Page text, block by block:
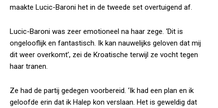
maakte Lucic-Baroni het in de tweede set overtuigend af.
Lucic-Baroni was zeer emotioneel na haar zege. ‘Dit is
ongelooflijk en fantastisch. Ik kan nauwelijks geloven dat mij
dit weer overkomt’, zei de Kroatische terwijl ze vocht tegen
haar tranen.
Ze had de partij gedegen voorbereid. ‘Ik had een plan en ik
geloofde erin dat ik Halep kon verslaan. Het is geweldig dat